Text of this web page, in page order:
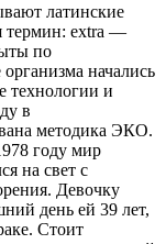
латинские
термин: extra —
по
начались
технологии и
в
методика ЭКО.
году мир
на свет с
Девочку
день ей 39 лет,
Стоит